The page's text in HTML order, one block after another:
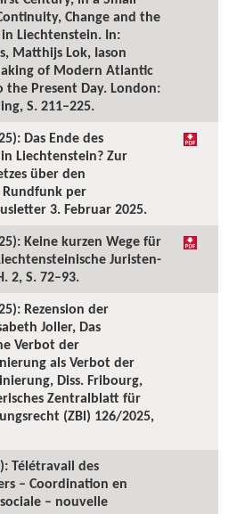
Change and the
Liechtenstein. In:
Matthijs Lok, Iason
of Modern Atlantic
the Present Day. London:
S. 211–225.
Das Ende des
Liechtenstein? Zur
über den
per
3. Februar 2025.
Keine kurzen Wege für
Juristen-
2, S. 72–93.
Rezension der
Joller, Das
Verbot der
als Verbot der
Diss. Fribourg,
Zentralblatt für
(ZBl) 126/2025,
Télétravail des
– Coordination en
– nouvelle